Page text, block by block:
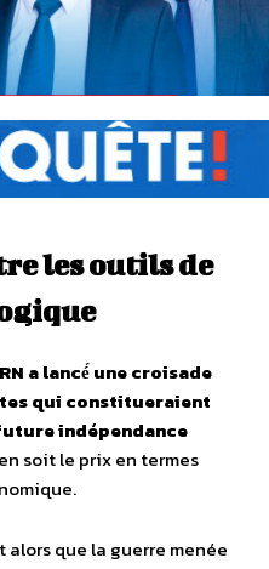
les outils de
alancé́ une croisade
qui constitueraient
indépendance
soit le prix en termes
que la guerre menée